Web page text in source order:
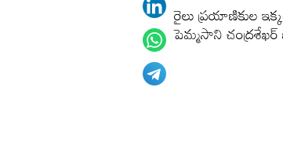
రైలు ప్రయాణికుల
పెమ్మసాని